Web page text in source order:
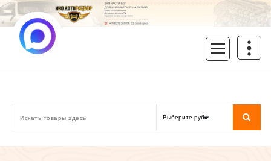
Перейти
к
содержимому